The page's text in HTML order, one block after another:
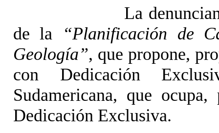
La
de la
“Planificación de
Geología”, que propone,
con Dedicación
Sudamericana, que
Dedicación Exclusiva.